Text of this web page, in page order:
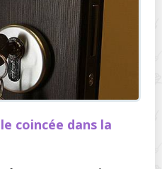
coincée dans la